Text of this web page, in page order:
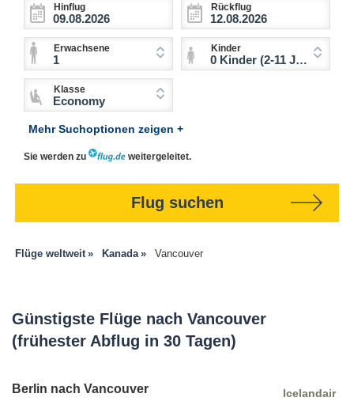
Hinflug Rückflug
Erwachsene
1
Kinder
0 Kinder (2-11 Jahre)
Klasse
Economy
Mehr Suchoptionen zeigen +
Sie werden zu weitergeleitet.
Flug suchen
Flüge weltweit Kanada Vancouver
Günstigste Flüge nach Vancouver
(frühester Abflug in 30 Tagen)
Berlin nach Vancouver
Icelandair